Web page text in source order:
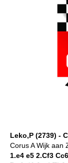
Leko,P (2739) -
Corus A Wijk aan
1.e4 e5 2.Cf3